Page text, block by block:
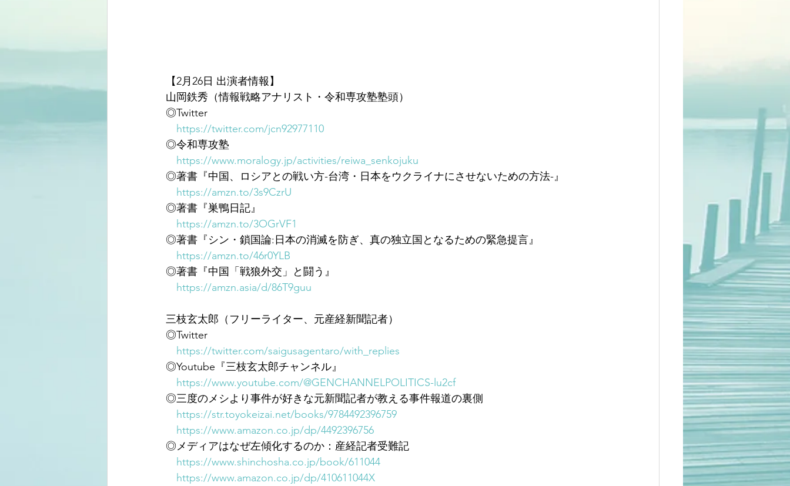
【2月26日 出演者情報】
山岡鉄秀（情報戦略アナリスト・令和専攻塾塾頭）
◎Twitter
https://twitter.com/jcn92977110
◎令和専攻塾
https://www.moralogy.jp/activities/reiwa_senkojuku
◎著書『中国、ロシアとの戦い方-台湾・日本をウクライナにさせないための方法-』
https://amzn.to/3s9CzrU
◎著書『巣鴨日記』
https://amzn.to/3OGrVF1
◎著書『シン・鎖国論:日本の消滅を防ぎ、真の独立国となるための緊急提言』
https://amzn.to/46r0YLB
◎著書『中国「戦狼外交」と闘う』
https://amzn.asia/d/86T9guu
三枝玄太郎（フリーライター、元産経新聞記者）
◎Twitter
https://twitter.com/saigusagentaro/with_replies
◎Youtube『三枝玄太郎チャンネル』
https://www.youtube.com/@GENCHANNELPOLITICS-lu2cf
◎三度のメシより事件が好きな元新聞記者が教える事件報道の裏側
https://str.toyokeizai.net/books/9784492396759
https://www.amazon.co.jp/dp/4492396756
◎メディアはなぜ左傾化するのか：産経記者受難記
https://www.shinchosha.co.jp/book/611044
https://www.amazon.co.jp/dp/410611044X